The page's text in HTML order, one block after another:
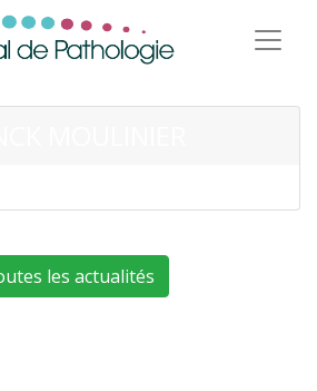
les actualités